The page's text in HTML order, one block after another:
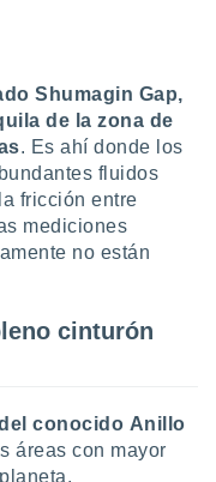
Shumagin Gap,
de la zona de
s. Es ahí donde los
fluidos
fricción entre
mediciones
no están
cinturón
conocido Anillo
áreas con mayor